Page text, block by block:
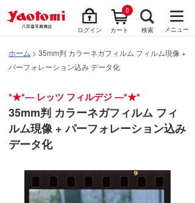
ログイン カート
0
検索 メニュー
ホーム > 35mm判 カラーネガフィルム フィルム現像 +
パーフォレーション込み データ化
*★*― レッツ フィルデジ ―*★*
35mm判 カラーネガフィルム フィ
ルム現像 + パーフォレーション込み
データ化